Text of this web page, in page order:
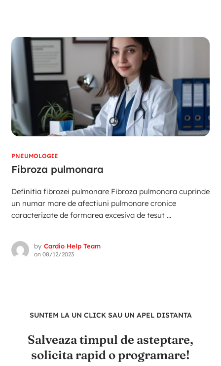
PNEUMOLOGIE
Fibroza pulmonara
Definitia fibrozei pulmonare Fibroza pulmonara cuprinde
un numar mare de afectiuni pulmonare cronice
caracterizate de formarea excesiva de tesut ...
by Cardio Help Team
on 08/12/2023
SUNTEM LA UN CLICK SAU UN APEL DISTANTA
Salveaza timpul de asteptare,
solicita rapid o programare!